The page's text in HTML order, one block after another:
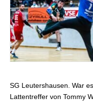
SG Leutershausen. War
Lattentreffer von Tommy